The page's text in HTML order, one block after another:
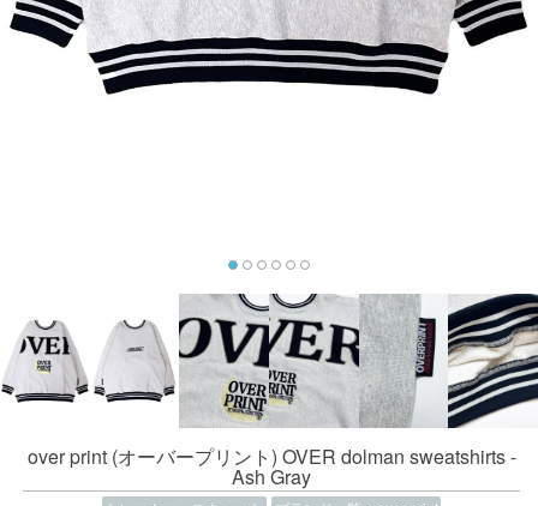
over print (オーバープリント) OVER dolman sweatshirts -
Ash Gray